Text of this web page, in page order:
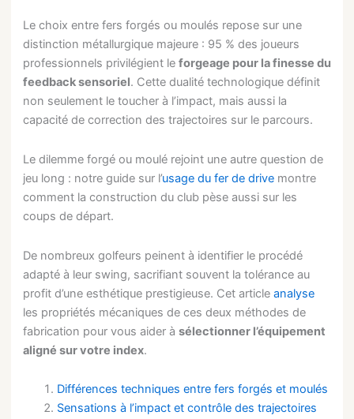
Le choix entre fers forgés ou moulés repose sur une
distinction métallurgique majeure : 95 % des joueurs
professionnels privilégient le forgeage pour la finesse du
feedback sensoriel. Cette dualité technologique définit
non seulement le toucher à l’impact, mais aussi la
capacité de correction des trajectoires sur le parcours.
Le dilemme forgé ou moulé rejoint une autre question de
jeu long : notre guide sur l’usage du fer de drivemontre
comment la construction du club pèse aussi sur les
coups de départ.
De nombreux golfeurs peinent à identifier le procédé
adapté à leur swing, sacrifiant souvent la tolérance au
profit d’une esthétique prestigieuse. Cet article analyse
les propriétés mécaniques de ces deux méthodes de
fabrication pour vous aider à sélectionner l’équipement
aligné sur votre index.
Différences techniques entre fers forgés et moulés
Sensations à l’impact et contrôle des trajectoires